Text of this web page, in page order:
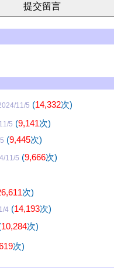
11/5 (14,332次)
5 (9,141次)
(9,445次)
11/5 (9,666次)
次)
4 (14,193次)
10,284次)
次)